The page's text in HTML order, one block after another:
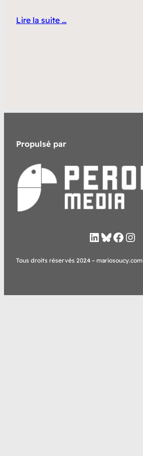
Lire la suite …
Propulsé par
LinkedIn Bluesky Facebook Instagram
Tous droits réservés 2024 – mariosoucy.com